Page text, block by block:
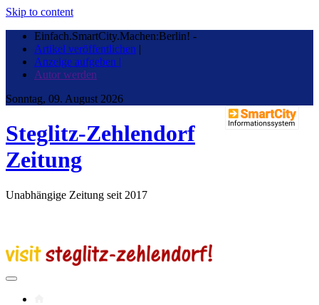
Skip to content
Einfach.SmartCity.Machen:Berlin! -
Artikel veröffentlichen |
Anzeige aufgeben |
Autor werden
Sonntag, 09. August 2026
Steglitz-Zehlendorf
Zeitung
Unabhängige Zeitung seit 2017